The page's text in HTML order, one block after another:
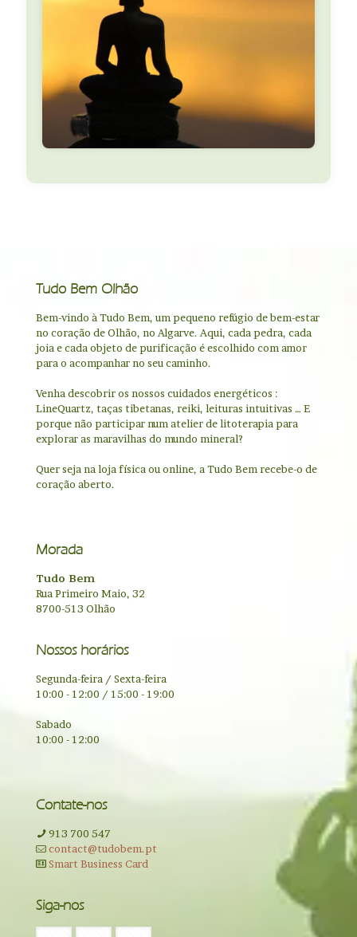
Tudo Bem Olhão
Bem-vindo à Tudo Bem, um pequeno refúgio de bem-estar
no coração de Olhão, no Algarve. Aqui, cada pedra, cada
joia e cada objeto de purificação é escolhido com amor
para o acompanhar no seu caminho.
Venha descobrir os nossos cuidados energéticos :
LineQuartz, taças tibetanas, reiki, leituras intuitivas … E
porque não participar num atelier de litoterapia para
explorar as maravilhas do mundo mineral?
Quer seja na loja física ou online, a Tudo Bem recebe-o de
coração aberto.
Morada
Tudo Bem
Rua Primeiro Maio, 32
8700-513 Olhão
Nossos horários
Segunda-feira / Sexta-feira
10:00 - 12:00 / 15:00 - 19:00
Sabado
10:00 - 12:00
Contate-nos
913 700 547
contact@tudobem.pt
Smart Business Card
Siga-nos